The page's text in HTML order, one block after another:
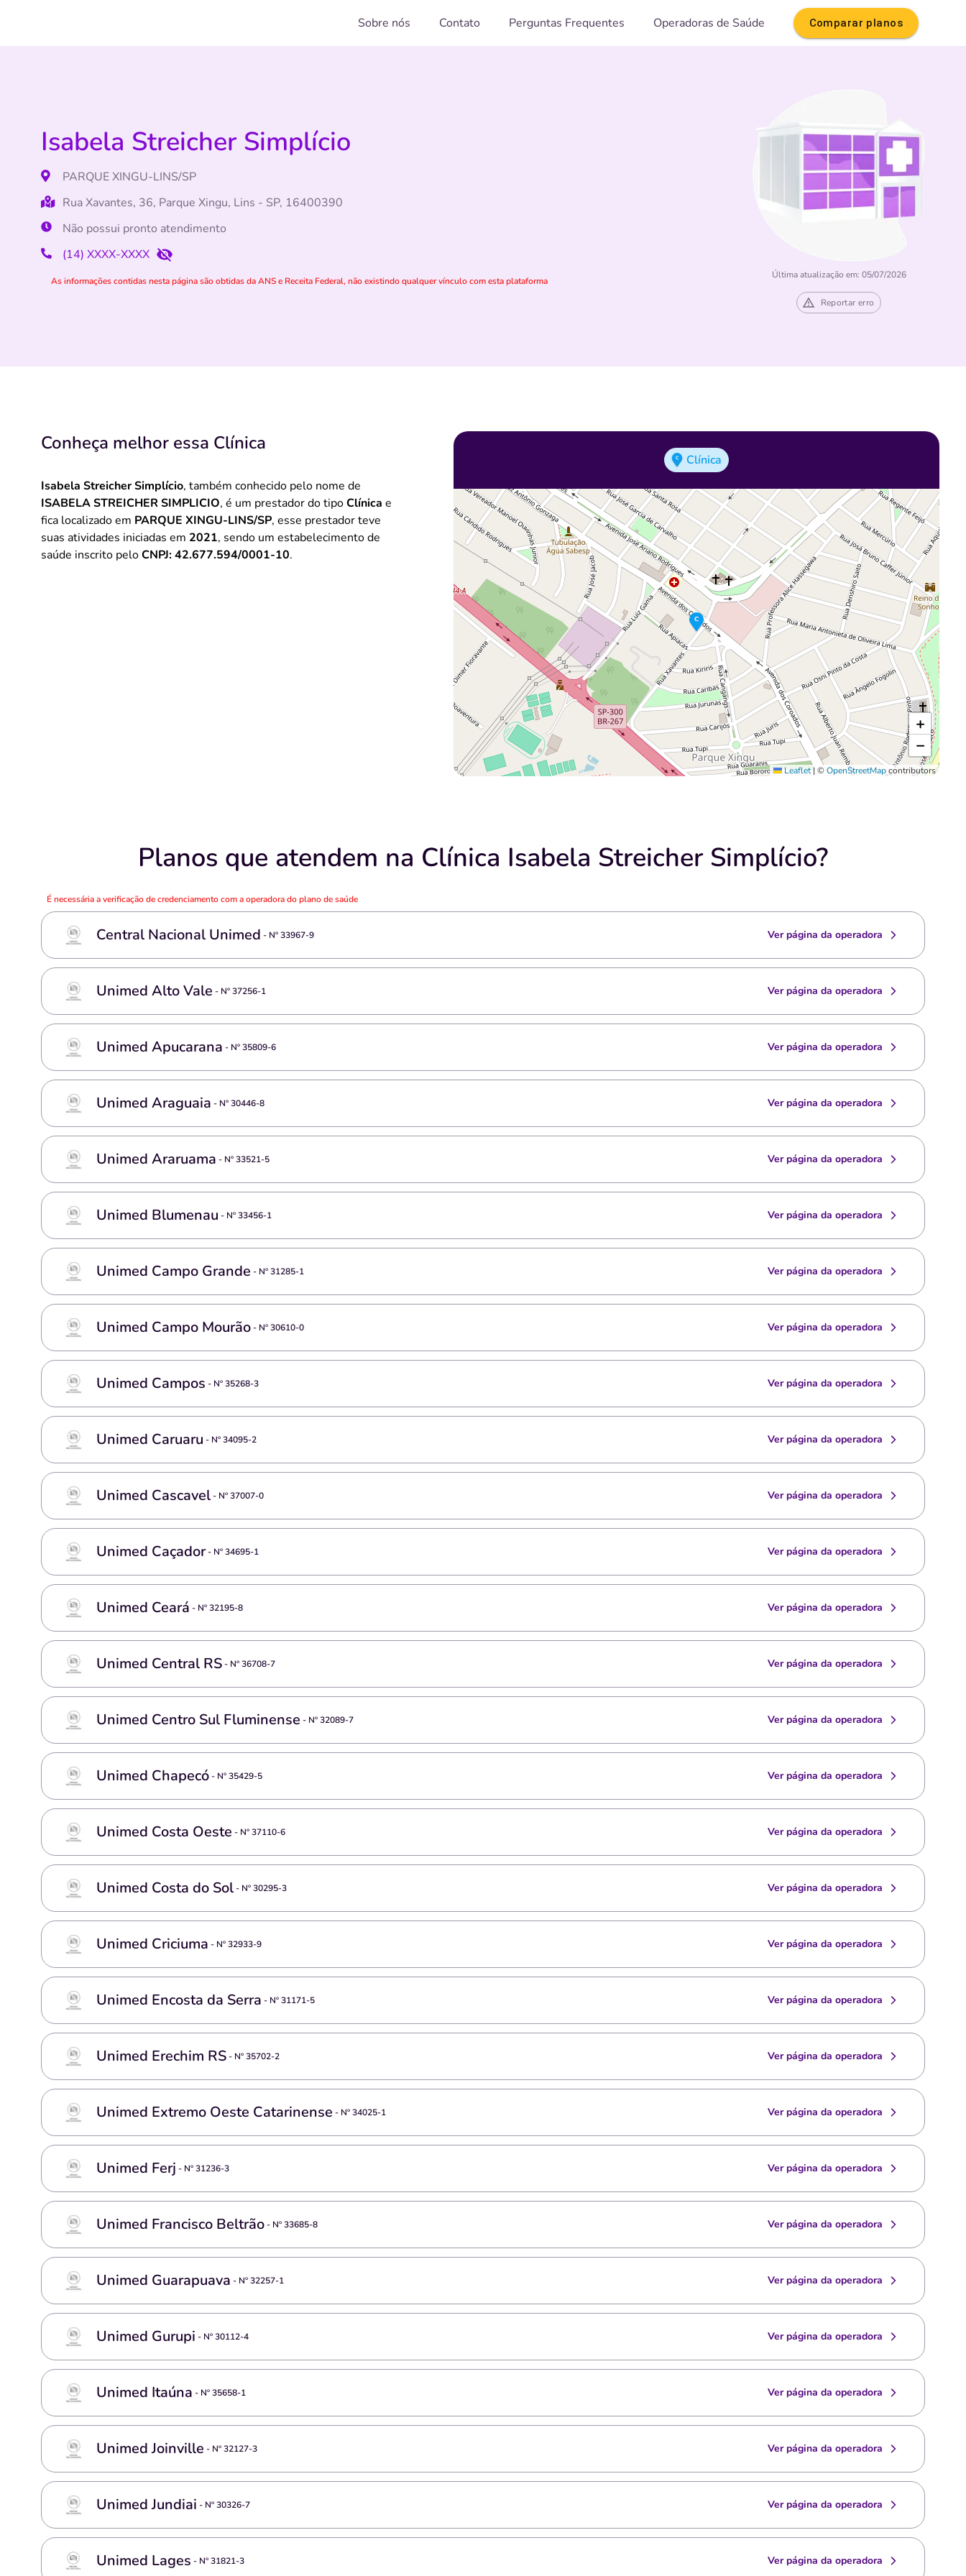
Sobre nós Contato Perguntas Frequentes Operadoras de Saúde Comparar planos
Última atualização em: 05/07/2026
Reportar erro
Isabela Streicher Simplício
PARQUE XINGU-LINS/SP
Rua Xavantes, 36, Parque Xingu, Lins - SP, 16400390
Não possui pronto atendimento
(14) XXXX-XXXX
As informações contidas nesta página são obtidas da ANS e Receita Federal, não existindo qualquer vínculo com esta plataforma
Conheça melhor essa Clínica
Isabela Streicher Simplício, também conhecido pelo nome de
ISABELA STREICHER SIMPLICIO, é um prestador do tipoClínica e
fica localizado em PARQUE XINGU-LINS/SP, esse prestador teve
suas atividades iniciadas em 2021, sendo um estabelecimento de
saúde inscrito peloCNPJ: 42.677.594/0001-10.
Clínica
+
−
Leaflet |©OpenStreetMapcontributors
Planos que atendem na Clínica Isabela Streicher Simplício?
É necessária a verificação de credenciamento com a operadora do plano de saúde
Central Nacional Unimed - Nº33967-9 Ver página da operadora
Unimed Alto Vale - Nº37256-1 Ver página da operadora
Unimed Apucarana - Nº35809-6 Ver página da operadora
Unimed Araguaia - Nº30446-8 Ver página da operadora
Unimed Araruama - Nº33521-5 Ver página da operadora
Unimed Blumenau - Nº33456-1 Ver página da operadora
Unimed Campo Grande - Nº31285-1 Ver página da operadora
Unimed Campo Mourão- Nº30610-0 Ver página da operadora
Unimed Campos - Nº35268-3 Ver página da operadora
Unimed Caruaru - Nº34095-2 Ver página da operadora
Unimed Cascavel- Nº37007-0 Ver página da operadora
Unimed Caçador- Nº34695-1 Ver página da operadora
Unimed Ceará - Nº32195-8 Ver página da operadora
Unimed Central RS- Nº36708-7 Ver página da operadora
Unimed Centro Sul Fluminense - Nº32089-7 Ver página da operadora
Unimed Chapecó- Nº35429-5 Ver página da operadora
Unimed Costa Oeste - Nº37110-6 Ver página da operadora
Unimed Costa do Sol- Nº30295-3 Ver página da operadora
Unimed Criciuma - Nº32933-9 Ver página da operadora
Unimed Encosta da Serra - Nº31171-5 Ver página da operadora
Unimed Erechim RS- Nº35702-2 Ver página da operadora
Unimed Extremo Oeste Catarinense - Nº34025-1 Ver página da operadora
Unimed Ferj - Nº31236-3 Ver página da operadora
Unimed Francisco Beltrão- Nº33685-8 Ver página da operadora
Unimed Guarapuava - Nº32257-1 Ver página da operadora
Unimed Gurupi - Nº30112-4 Ver página da operadora
Unimed Itaúna - Nº35658-1 Ver página da operadora
Unimed Joinville - Nº32127-3 Ver página da operadora
Unimed Jundiai - Nº30326-7 Ver página da operadora
Unimed Lages - Nº31821-3 Ver página da operadora